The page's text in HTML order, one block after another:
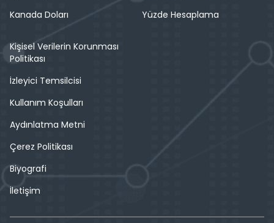
Kanada Doları
Yüzde Hesaplama
Kişisel Verilerin Korunması
Politikası
İzleyici Temsilcisi
Kullanım Koşulları
Aydınlatma Metni
Çerez Politikası
Biyografi
İletişim